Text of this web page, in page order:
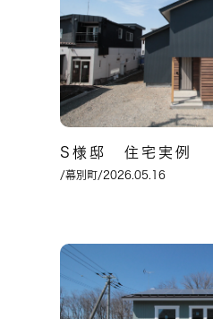
S様邸 住宅実例
/幕別町/2026.05.16